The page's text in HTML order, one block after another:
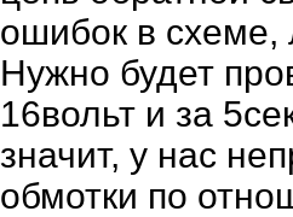
ошибок в схеме,
Нужно будет
16вольт и за
значит, у нас
обмотки по